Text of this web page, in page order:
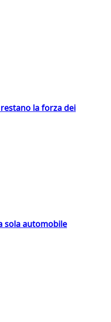
la forza dei
sola automobile